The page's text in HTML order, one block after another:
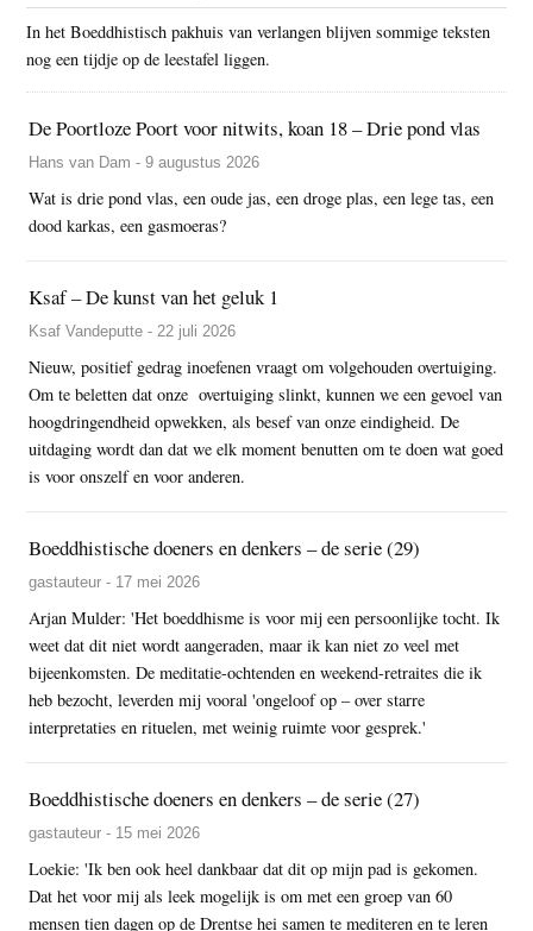
In het Boeddhistisch pakhuis van verlangen blijven sommige teksten
nog een tijdje op de leestafel liggen.
De Poortloze Poort voor nitwits, koan 18 – Drie pond vlas
Hans van Dam - 9 augustus 2026
Wat is drie pond vlas, een oude jas, een droge plas, een lege tas, een
dood karkas, een gasmoeras?
Ksaf – De kunst van het geluk 1
Ksaf Vandeputte - 22 juli 2026
Nieuw, positief gedrag inoefenen vraagt om volgehouden overtuiging.
Om te beletten dat onze overtuiging slinkt, kunnen we een gevoel van
hoogdringendheid opwekken, als besef van onze eindigheid. De
uitdaging wordt dan dat we elk moment benutten om te doen wat goed
is voor onszelf en voor anderen.
Boeddhistische doeners en denkers – de serie (29)
gastauteur - 17 mei 2026
Arjan Mulder: 'Het boeddhisme is voor mij een persoonlijke tocht. Ik
weet dat dit niet wordt aangeraden, maar ik kan niet zo veel met
bijeenkomsten. De meditatie-ochtenden en weekend-retraites die ik
heb bezocht, leverden mij vooral 'ongeloof op – over starre
interpretaties en rituelen, met weinig ruimte voor gesprek.'
Boeddhistische doeners en denkers – de serie (27)
gastauteur - 15 mei 2026
Loekie: 'Ik ben ook heel dankbaar dat dit op mijn pad is gekomen.
Dat het voor mij als leek mogelijk is om met een groep van 60
mensen tien dagen op de Drentse hei samen te mediteren en te leren